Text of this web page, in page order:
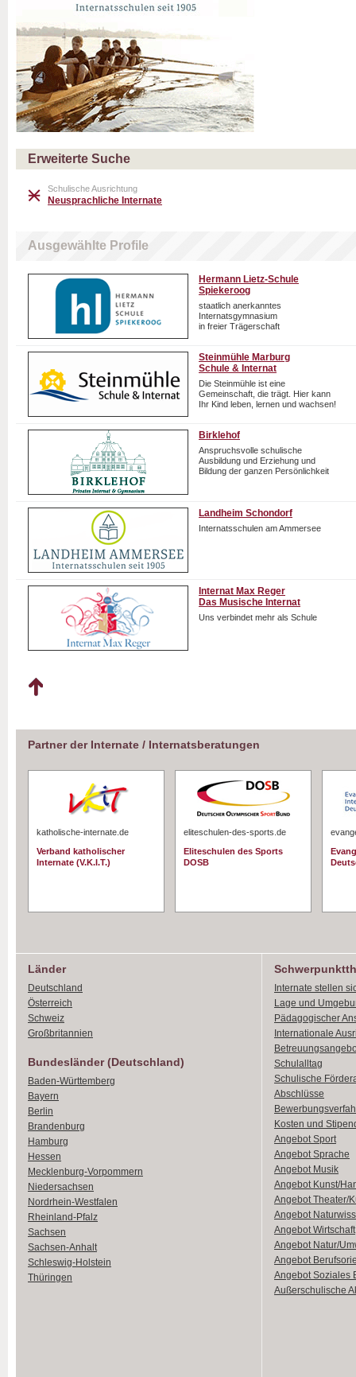
Erweiterte Suche
Schulische Ausrichtung
Neusprachliche Internate
Ausgewählte Profile
Hermann Lietz-Schule
Spiekeroog
staatlich anerkanntes
Internatsgymnasium
in freier Trägerschaft
Steinmühle Marburg
Schule & Internat
Die Steinmühle ist eine
Gemeinschaft, die trägt. Hier kann
Ihr Kind leben, lernen und wachsen!
Birklehof
Anspruchsvolle schulische
Ausbildung und Erziehung und
Bildung der ganzen Persönlichkeit
Landheim Schondorf
Internatsschulen am Ammersee
Internat Max Reger
Das Musische Internat
Uns verbindet mehr als Schule
Partner der Internate / Internatsberatungen
katholische-internate.de
Verband katholischer
Internate (V.K.I.T.)
eliteschulen-des-sports.de
Eliteschulen des Sports
DOSB
Länder
Deutschland
Österreich
Schweiz
Großbritannien
Bundesländer (Deutschland)
Baden-Württemberg
Bayern
Berlin
Brandenburg
Hamburg
Hessen
Mecklenburg-Vorpommern
Niedersachsen
Nordrhein-Westfalen
Rheinland-Pfalz
Sachsen
Sachsen-Anhalt
Schleswig-Holstein
Thüringen
Internate stellen
Lage und
Pädagogischer
Internationale
Schulalltag
Schulische
Abschlüsse
Kosten und
Angebot Sport
Angebot Sprache
Angebot Musik
Angebot Kunst/
Angebot Theater/
Angebot
Angebot Wirtschaft
Angebot Natur/
Angebot
Angebot Soziales
Außerschulische